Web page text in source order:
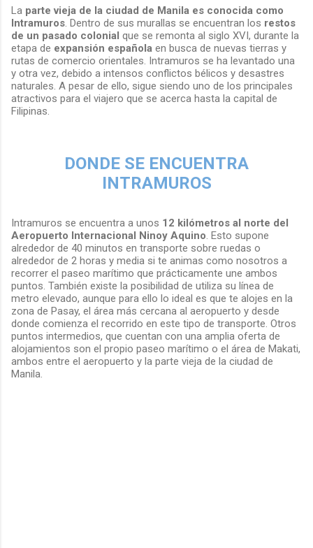
La parte vieja de la ciudad de Manila es conocida como
Intramuros . Dentro de sus murallas se encuentran los restos
de un pasado colonial que se remonta al siglo XVI, durante la
etapa de expansión española en busca de nuevas tierras y
rutas de comercio orientales. Intramuros se ha levantado una
y otra vez, debido a intensos conflictos bélicos y desastres
naturales. A pesar de ello, sigue siendo uno de los principales
atractivos para el viajero que se acerca hasta la capital de
Filipinas.
DONDE SE ENCUENTRA
INTRAMUROS
Intramuros se encuentra a unos 12 kilómetros al norte del
Aeropuerto Internacional Ninoy Aquino . Esto supone
alrededor de 40 minutos en transporte sobre ruedas o
alrededor de 2 horas y media si te animas como nosotros a
recorrer el paseo marítimo que prácticamente une ambos
puntos. También existe la posibilidad de utiliza su línea de
metro elevado, aunque para ello lo ideal es que te alojes en la
zona de Pasay, el área más cercana al aeropuerto y desde
donde comienza el recorrido en este tipo de transporte. Otros
puntos intermedios, que cuentan con una amplia oferta de
alojamientos son el propio paseo marítimo o el área de Makati,
ambos entre el aeropuerto y la parte vieja de la ciudad de
Manila.